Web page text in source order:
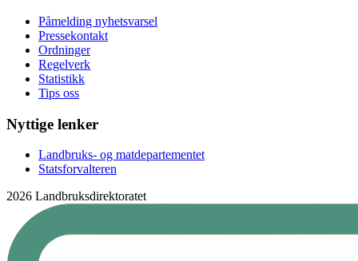
Påmelding nyhetsvarsel
Pressekontakt
Ordninger
Regelverk
Statistikk
Tips oss
Nyttige lenker
Landbruks- og matdepartementet
Statsforvalteren
2026 Landbruksdirektoratet